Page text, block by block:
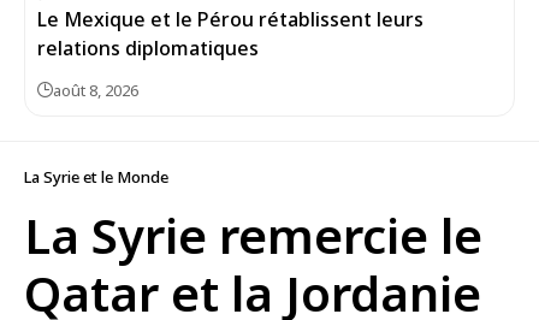
Le Mexique et le Pérou rétablissent leurs
relations diplomatiques
août 8, 2026
La Syrie et le Monde
La Syrie remercie le
Qatar et la Jordanie